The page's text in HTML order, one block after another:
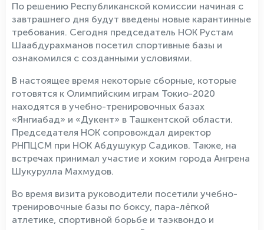
По решению Республиканской комиссии начиная с
завтрашнего дня будут введены новые карантинные
требования. Сегодня председатель НОК Рустам
Шаабдурахманов посетил спортивные базы и
ознакомился с созданными условиями.
В настоящее время некоторые сборные, которые
готовятся к Олимпийским играм Токио-2020
находятся в учебно-тренировочных базах
«Янгиабад» и «Дукент» в Ташкентской области.
Председателя НОК сопровождал директор
РНПЦСМ при НОК Абдушукур Садиков. Также, на
встречах принимал участие и хоким города Ангрена
Шукурулла Махмудов.
Во время визита руководители посетили учебно-
тренировочные базы по боксу, пара-лёгкой
атлетике, спортивной борьбе и таэквондо и